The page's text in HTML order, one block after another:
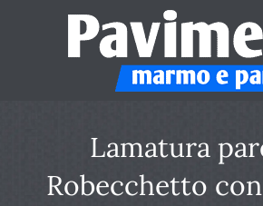
Lamatura
Robecchetto